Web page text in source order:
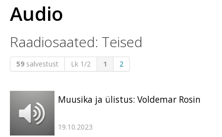
Koduleht
Audio
Raadiosaated: Teised
59 salvestust Lk 1/2 1 2
Muusika ja ülistus: Voldemar Rosin
19.10.2023